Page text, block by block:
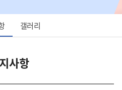
갤러리
사항